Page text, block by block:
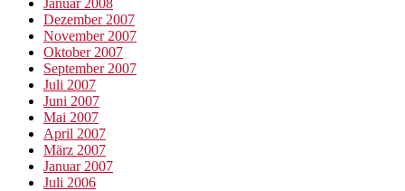
Dezember 2007
November 2007
Oktober 2007
September 2007
Juli 2007
Juni 2007
Mai 2007
April 2007
März 2007
Januar 2007
Juli 2006